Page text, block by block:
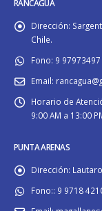
RANCAGUA
Dirección:
Chile.
Fono: 9 97973497
Email:
Horario de
9:00 AM a 13:00
PUNTA ARENAS
Dirección:
Fono:: 9 9718